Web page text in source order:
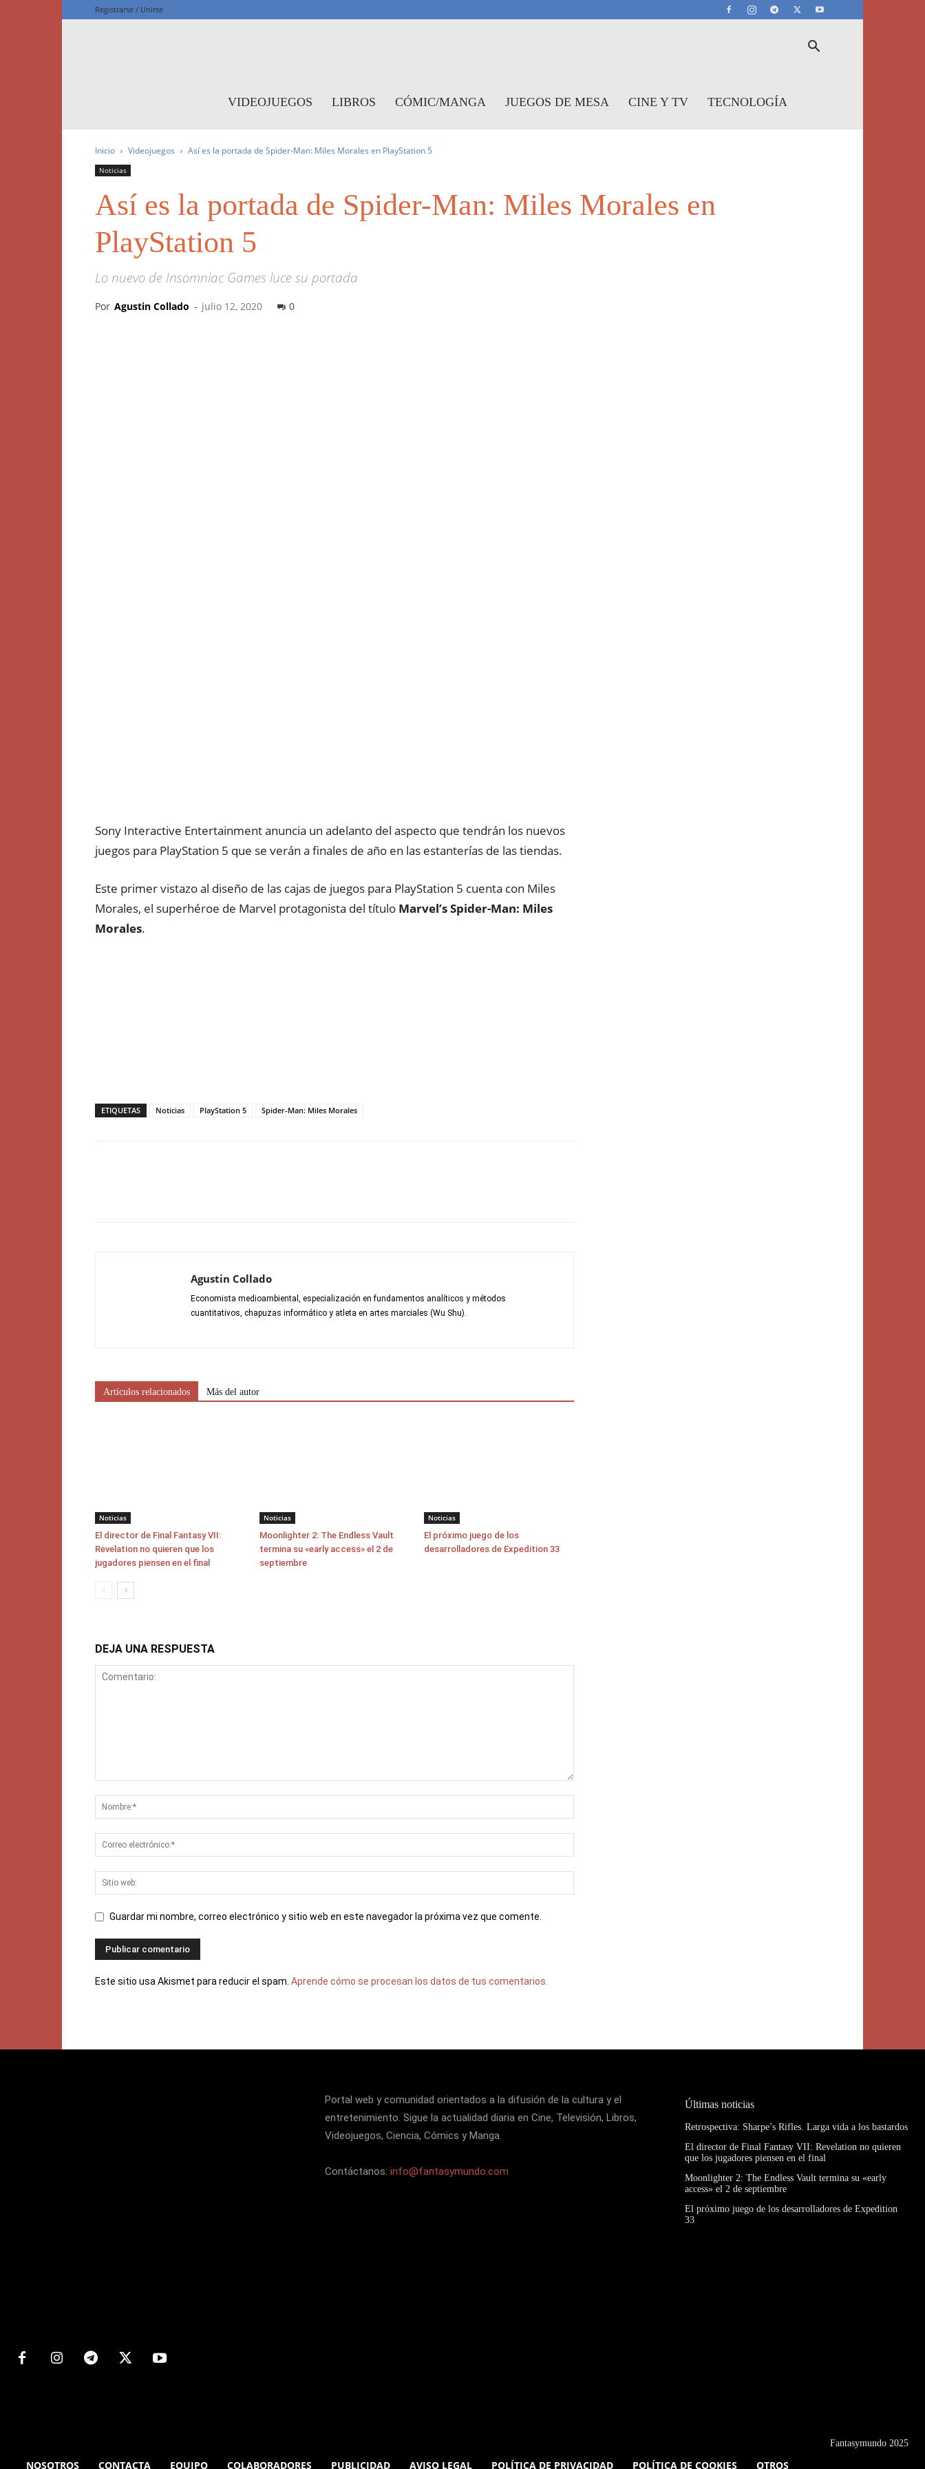
Registrarse / Unirse
VIDEOJUEGOS LIBROS CÓMIC/MANGA JUEGOS DE MESA CINE Y TV TECNOLOGÍA
Inicio Videojuegos Así es la portada de Spider-Man: Miles Morales en PlayStation 5
Noticias
Así es la portada de Spider-Man: Miles Morales en
PlayStation 5
Lo nuevo de Insomniac Games luce su portada
Por Agustin Collado - julio 12, 2020 0
Sony Interactive Entertainment anuncia un adelanto del aspecto que tendrán los nuevos
juegos para PlayStation 5 que se verán a finales de año en las estanterías de las tiendas.
Este primer vistazo al diseño de las cajas de juegos para PlayStation 5 cuenta con Miles
Morales, el superhéroe de Marvel protagonista del título Marvel’s Spider-Man: Miles
Morales.
ETIQUETAS Noticias PlayStation 5 Spider-Man: Miles Morales
Agustin Collado
Economista medioambiental, especialización en fundamentos analíticos y métodos
cuantitativos, chapuzas informático y atleta en artes marciales (Wu Shu).
Artículos relacionados Más del autor
Noticias
El director de Final Fantasy VII:
Revelation no quieren que los
jugadores piensen en el final
Noticias
Moonlighter 2: The Endless Vault
termina su «early access» el 2 de
septiembre
Noticias
El próximo juego de los
desarrolladores de Expedition 33
DEJA UNA RESPUESTA
Guardar mi nombre, correo electrónico y sitio web en este navegador la próxima vez que comente.
Este sitio usa Akismet para reducir el spam. Aprende cómo se procesan los datos de tus comentarios.
Portal web y comunidad orientados a la difusión de la cultura y el
entretenimiento. Sigue la actualidad diaria en Cine, Televisión, Libros,
Videojuegos, Ciencia, Cómics y Manga.
Contáctanos: info@fantasymundo.com
Últimas noticias
Retrospectiva: Sharpe’s Rifles. Larga vida a los bastardos
El director de Final Fantasy VII: Revelation no quieren
que los jugadores piensen en el final
Moonlighter 2: The Endless Vault termina su «early
access» el 2 de septiembre
El próximo juego de los desarrolladores de Expedition
33
Fantasymundo 2025
NOSOTROS CONTACTA EQUIPO COLABORADORES PUBLICIDAD AVISO LEGAL POLÍTICA DE PRIVACIDAD POLÍTICA DE COOKIES OTROS